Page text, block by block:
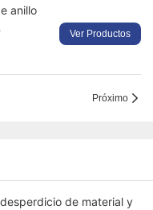
anillo
Ver Productos
Próximo
de material y